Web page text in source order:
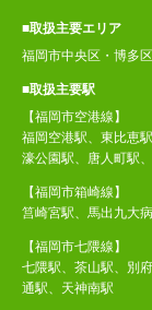
■取扱主要エリア
福岡市中央区・博多区
■取扱主要駅
【福岡市空港線】
福岡空港駅、東比恵
濠公園駅、唐人町駅
【福岡市箱崎線】
筥崎宮駅、馬出九大
【福岡市七隈線】
七隈駅、茶山駅、別
通駅、天神南駅